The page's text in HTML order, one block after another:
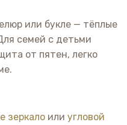
или букле — тёплые
семей с детьми
от пятен, легко
зеркало или угловой